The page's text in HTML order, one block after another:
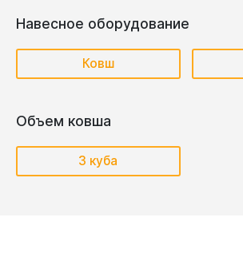
Навесное оборудование
Ковш
Объем ковша
3 куба